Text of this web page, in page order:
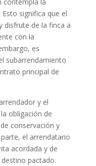
significa que el
disfrute de la finca a
con la
es
subarrendamiento
principal de
y el
obligación de
conservación y
el arrendatario
acordada y de
pactado.